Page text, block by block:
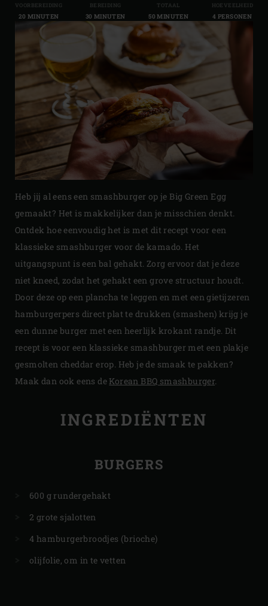
VOORBEREIDING
20 MINUTEN
BEREIDING
30 MINUTEN
TOTAAL
50 MINUTEN
HOEVEELHEID
4 PERSONEN
Heb jij al eens een smashburger op je Big Green Egg
gemaakt? Het is makkelijker dan je misschien denkt.
Ontdek hoe eenvoudig het is met dit recept voor een
klassieke smashburger voor de kamado. Het
uitgangspunt is een bal gehakt. Zorg ervoor dat je deze
niet kneed, zodat het gehakt een grove structuur houdt.
Door deze op een plancha te leggen en met een gietijzeren
hamburgerpers direct plat te drukken (smashen) krijg je
een dunne burger met een heerlijk krokant randje. Dit
recept is voor een klassieke smashburger met een plakje
gesmolten cheddar erop. Heb je de smaak te pakken?
Maak dan ook eens deKorean BBQ smashburger
INGREDIËNTEN
BURGERS
600 g rundergehakt
2 grote sjalotten
4 hamburgerbroodjes (brioche)
olijfolie, om in te vetten